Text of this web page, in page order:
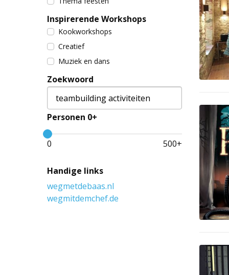
Inspirerende Workshops
Kookworkshops
Creatief
Muziek en dans
Zoekwoord
Personen 0+
0 500+
Handige links
wegmetdebaas.nl
wegmitdemchef.de